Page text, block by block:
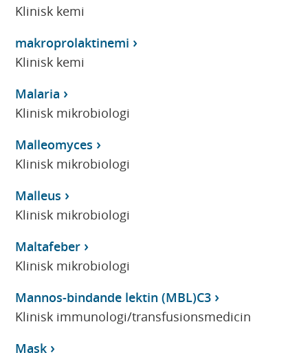
Klinisk kemi
makroprolaktinemi
Klinisk kemi
Malaria
Klinisk mikrobiologi
Malleomyces
Klinisk mikrobiologi
Malleus
Klinisk mikrobiologi
Maltafeber
Klinisk mikrobiologi
Mannos-bindande lektin (MBL)C3
Klinisk immunologi/transfusionsmedicin
Mask